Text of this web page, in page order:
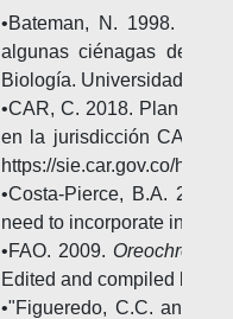
•Bateman, N. 1998.
algunas ciénagas del
Biología. Universidad
•CAR, C. 2018. Plan de
en la jurisdicción CAR
https://sie.car.gov.co/
•Costa-Pierce, B.A.
need to incorporate
•FAO. 2009. Oreochromis
Edited and compiled by
•"Figueredo, C.C. and A.